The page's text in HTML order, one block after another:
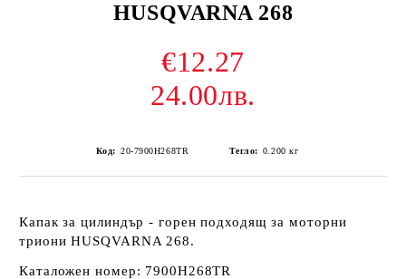
HUSQVARNA 268
€12.27
24.00лв.
Код: 20-7900H268TR Тегло: 0.200 кг
Капак за цилиндър - горен подходящ за моторни
триони HUSQVARNA 268.
Каталожен номер: 7900H268TR